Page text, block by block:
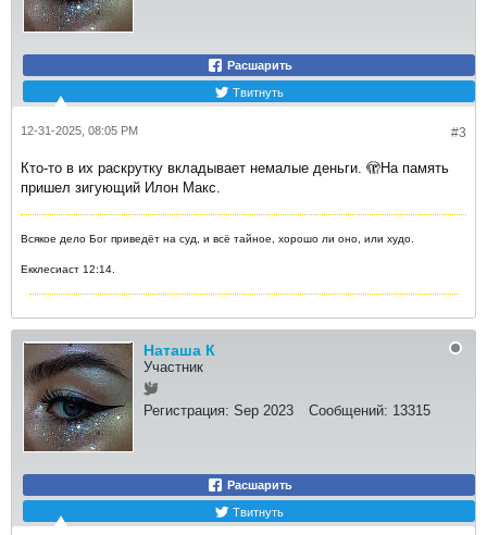
Расшарить
Твитнуть
#3
12-31-2025, 08:05 PM
Кто-то в их раскрутку вкладывает немалые деньги. 🫣На память
пришел зигующий Илон Макс.
Всякое дело Бог приведёт на суд, и всё тайное, хорошо ли оно, или худо.
Екклесиаст 12:14.
Наташа К
Участник
Регистрация: Sep 2023 Сообщений: 13315
Расшарить
Твитнуть